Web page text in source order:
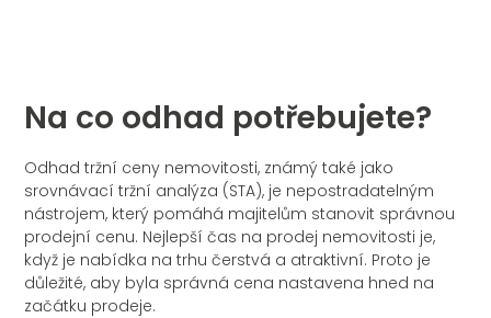
Na co odhad potřebujete?
Odhad tržní ceny nemovitosti, známý také jako
srovnávací tržní analýza (STA), je nepostradatelným
nástrojem, který pomáhá majitelům stanovit správnou
prodejní cenu. Nejlepší čas na prodej nemovitosti je,
když je nabídka na trhu čerstvá a atraktivní. Proto je
důležité, aby byla správná cena nastavena hned na
začátku prodeje.